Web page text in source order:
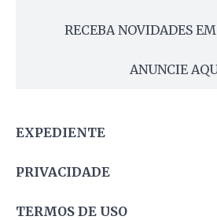
RECEBA NOVIDADES
ANUNCIE
EXPEDIENTE
PRIVACIDADE
TERMOS DE USO